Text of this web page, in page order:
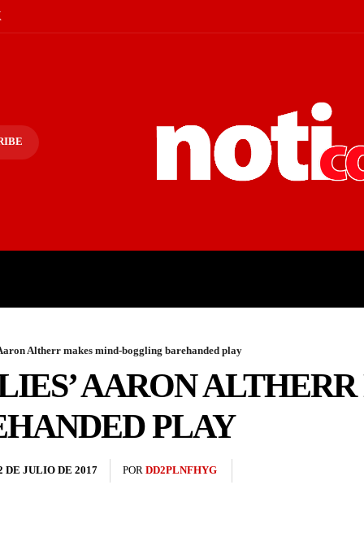
Altherr makes mind-boggling barehanded play
AARON
PLAY
DE JULIO DE 2017 POR DD2PLNFHYG